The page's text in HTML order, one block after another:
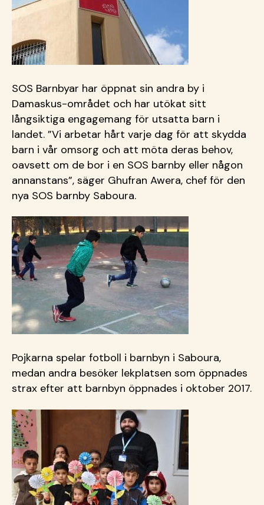
SOS Barnbyar har öppnat sin andra by i
Damaskus-området och har utökat sitt
långsiktiga engagemang för utsatta barn i
landet. ”Vi arbetar hårt varje dag för att skydda
barn i vår omsorg och att möta deras behov,
oavsett om de bor i en SOS barnby eller någon
annanstans”, säger Ghufran Awera, chef för den
nya SOS barnby Saboura.
Pojkarna spelar fotboll i barnbyn i Saboura,
medan andra besöker lekplatsen som öppnades
strax efter att barnbyn öppnades i oktober 2017.